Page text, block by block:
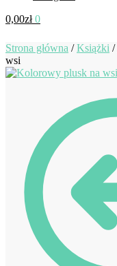
0,00zł 0
Strona główna /Książki /
wsi